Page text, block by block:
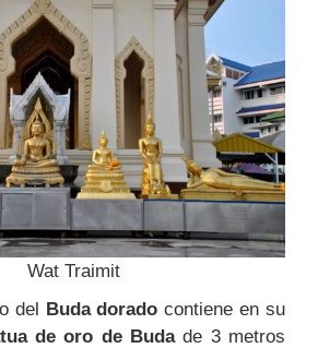
Wat Traimit
del Buda dorado contiene en su
de oro de Budade 3 metros